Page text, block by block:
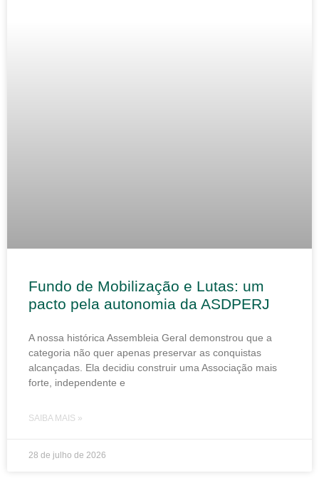
Fundo de Mobilização e Lutas: um
pacto pela autonomia da ASDPERJ
A nossa histórica Assembleia Geral demonstrou que a
categoria não quer apenas preservar as conquistas
alcançadas. Ela decidiu construir uma Associação mais
forte, independente e
SAIBA MAIS »
28 de julho de 2026